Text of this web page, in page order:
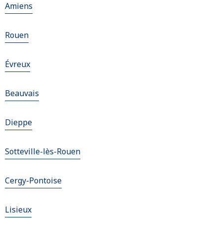
Amiens
Rouen
Évreux
Beauvais
Dieppe
Sotteville-lès-Rouen
Cergy-Pontoise
Lisieux